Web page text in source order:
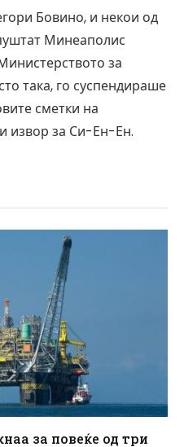
Бовино, и некои од
Минеаполис
за
така, го суспендираше
сметки на
извор за Си-Ен-Ен.
за повеќе од три